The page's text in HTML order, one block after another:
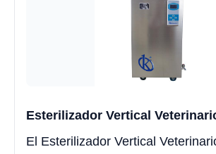
Esterilizador Vertical
El Esterilizador Vertical